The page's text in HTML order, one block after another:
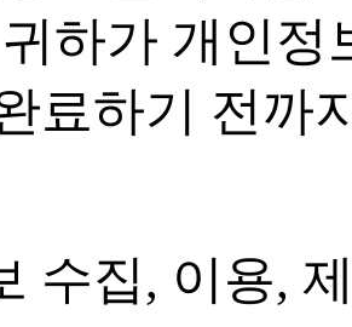
귀하가 개인정
료하기 전까
수집, 이용,